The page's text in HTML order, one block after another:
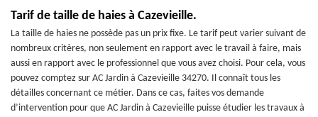
Tarif de taille de haies à Cazevieille.
La taille de haies ne possède pas un prix fixe. Le tarif peut varier suivant de
nombreux critères, non seulement en rapport avec le travail à faire, mais
aussi en rapport avec le professionnel que vous avez choisi. Pour cela, vous
pouvez comptez sur AC Jardin à Cazevieille 34270. Il connaît tous les
détailles concernant ce métier. Dans ce cas, faites vos demande
d’intervention pour que AC Jardin à Cazevieille puisse étudier les travaux à